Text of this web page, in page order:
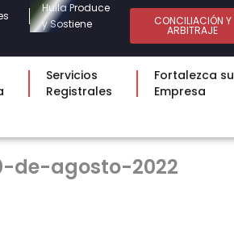
Huila Produce
y Sostiene
CONCILIACIÓN Y
ARBITRAJE
Servicios
Registrales
Fortalezca su
Empresa
de-agosto-2022